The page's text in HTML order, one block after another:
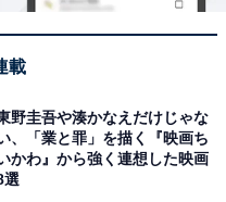
Fukuyama
年に映画『ほんの5g』
。990年には、シング
ングライターとしても
載
野圭吾や湊かなえだけじゃな
、「業と罪」を描く『映画ち
かわ』から強く連想した映画
選